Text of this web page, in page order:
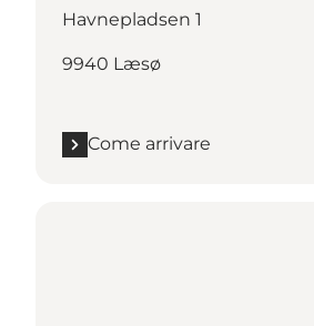
Havnepladsen 1
9940 Læsø
Come arrivare